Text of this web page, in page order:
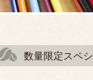
数量限定スペ